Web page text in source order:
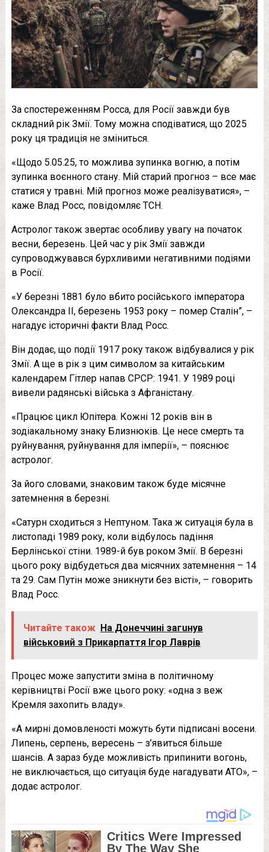
За спостереженням Росса, для Росії завжди був
складний рік Змії. Тому можна сподіватися, що 2025
року ця традиція не зміниться.
«Щодо 5.05.25, то можлива зупинка вогню, а потім
зупинка воєнного стану. Мій старий прогноз – все має
статися у травні. Мій прогноз може реалізуватися», –
каже Влад Росс, повідомляє ТСН.
Астролог також звертає особливу увагу на початок
весни, березень. Цей час у рік Змії завжди
супроводжувався бурхливими негативними подіями
в Росії.
«У березні 1881 було вбито російського імператора
Олександра ІІ, березень 1953 року – помер Сталін”, –
нагадує історичні факти Влад Росс.
Він додає, що події 1917 року також відбувалися у рік
Змії. А ще в рік з цим символом за китайським
календарем Гітлер напав СРСР: 1941. У 1989 році
вивели радянські війська з Афганістану.
«Працює цикл Юпітера. Кожні 12 років він в
зодіакальному знаку Близнюків. Це несе смерть та
руйнування, руйнування для імперії», – пояснює
астролог.
За його словами, знаковим також буде місячне
затемнення в березні.
«Сатурн сходиться з Нептуном. Така ж ситуація була в
листопаді 1989 року, коли відбулось падіння
Берлінської стіни. 1989-й був роком Змії. В березні
цього року відбудеться два місячних затемнення – 14
та 29. Сам Путін може зникнути без вісті», – говорить
Влад Росс.
Читайте також Нa Дoнeччинi зaгuнув
вiйськoвий з Прикaрпaття Ігoр Лaврiв
Процес може запустити зміна в політичному
керівництві Росії вже цього року: «одна з веж
Кремля захопить владу».
«А мирні домовленості можуть бути підписані восени.
Липень, серпень, вересень – з’явиться більше
шансів. А зараз буде можливість припинити вогонь,
не виключається, що ситуація буде нагадувати АТО», –
додає астролог.